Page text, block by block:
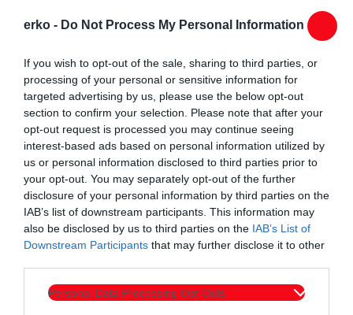
erko - Do Not Process My Personal Information
If you wish to opt-out of the sale, sharing to third parties, or
processing of your personal or sensitive information for
targeted advertising by us, please use the below opt-out
section to confirm your selection. Please note that after your
opt-out request is processed you may continue seeing
interest-based ads based on personal information utilized by
us or personal information disclosed to third parties prior to
your opt-out. You may separately opt-out of the further
disclosure of your personal information by third parties on the
IAB’s list of downstream participants. This information may
also be disclosed by us to third parties on the IAB’s List of
Downstream Participants that may further disclose it to other
Personal Data Processing Opt Outs
Σχολίασε ότι δεν είναι η πρώτη φορά που επιβάλλεται
επιβλήθηκαν 680 εκατομμύρια ευρώ προστίμων την περίοδο
1996-2004 και σοβαρές κυρώσεις τη δεκαετία του ’80».
Ο κ. Τσιάρας διευκρίνισε, επιπροσθέτως, ότι το επίμαχο
πρόστιμο δεν αφορά τις τρέχουσες έρευνες της Ευρωπαϊκής
Εισαγγελίας για υποθέσεις απάτης, αλλά την πλημμελή
εφαρμογή των ευρωπαϊκών κανόνων στις επιδοτήσεις και
στην έλλειψη ελεγκτικών μηχανισμών και βοσκοτοπικών
χαρτών.
Υπερασπίστηκε τον σχεδιασμό της κυβέρνησης για τη
διαχείριση του προστίμου, υπενθυμίζοντας ότι για το ύψος